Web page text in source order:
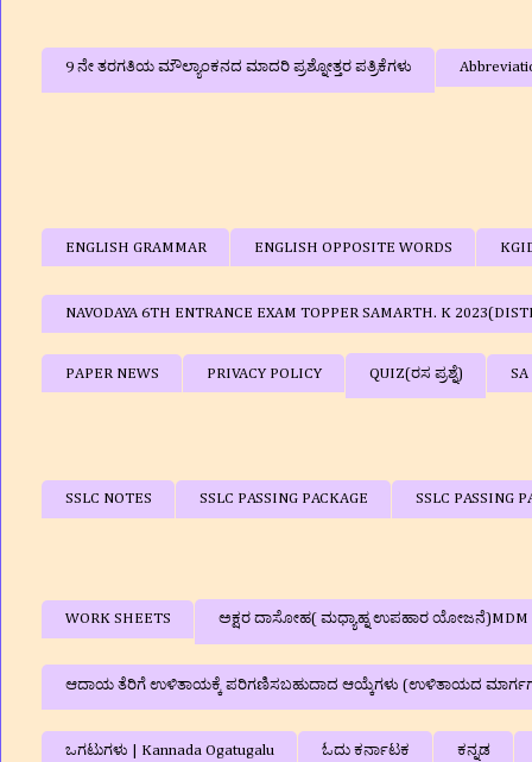
9 ನೇ ತರಗತಿಯ ಮೌಲ್ಯಾಂಕನದ ಮಾದರಿ ಪ್ರಶ್ನೋತ್ತರ ಪತ್ರಿಕೆಗಳು
ENGLISH GRAMMAR ENGLISH OPPOSITE WORDS
NAVODAYA 6TH ENTRANCE EXAM TOPPER SAMARTH. K
PAPER NEWS PRIVACY POLICY QUIZ(ರಸ ಪ್ರಶ್ನೆ)
SSLC NOTES SSLC PASSING PACKAGE SSLC PASSING
WORK SHEETS ಅಕ್ಷರ ದಾಸೋಹ( ಮಧ್ಯಾಹ್ನ ಉಪಹಾರ ಯೋಜನೆ)MDM
ಆದಾಯ ತೆರಿಗೆ ಉಳಿತಾಯಕ್ಕೆ ಪರಿಗಣಿಸಬಹುದಾದ ಆಯ್ಕೆಗಳು (ಉಳಿತಾಯದ
ಒಗಟುಗಳು | Kannada Ogatugalu ಓದು ಕರ್ನಾಟಕ ಕನ್ನಡ